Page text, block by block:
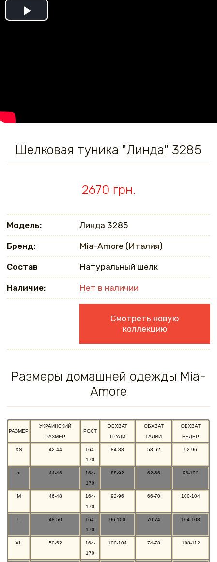
Play
Шелковая туника "Линда" 3285
2670 грн.
Модель: Линда 3285
Бренд: Mia-Amore (Италия)
Состав Натуральный шелк
Наличие: Нет в наличии
Смотреть новую
коллекцию
Размеры домашней одежды Mia-
Amore
РАЗМЕР
УКРАИНСКИЙ
РАЗМЕР
РОСТ
ОБХВАТ
ГРУДИ
ОБХВАТ
ТАЛИИ
ОБХВАТ
БЕДЕР
XS 42-44
164-
170
84-88 58-62 92-96
s 44-46
164-
170
88-92 62-66 96-100
M 46-48
164-
170
92-96 66-70 100-104
L 48-50
164-
170
96-100 70-74 104-108
XL 50-52
164-
170
100-104 74-78 108-112